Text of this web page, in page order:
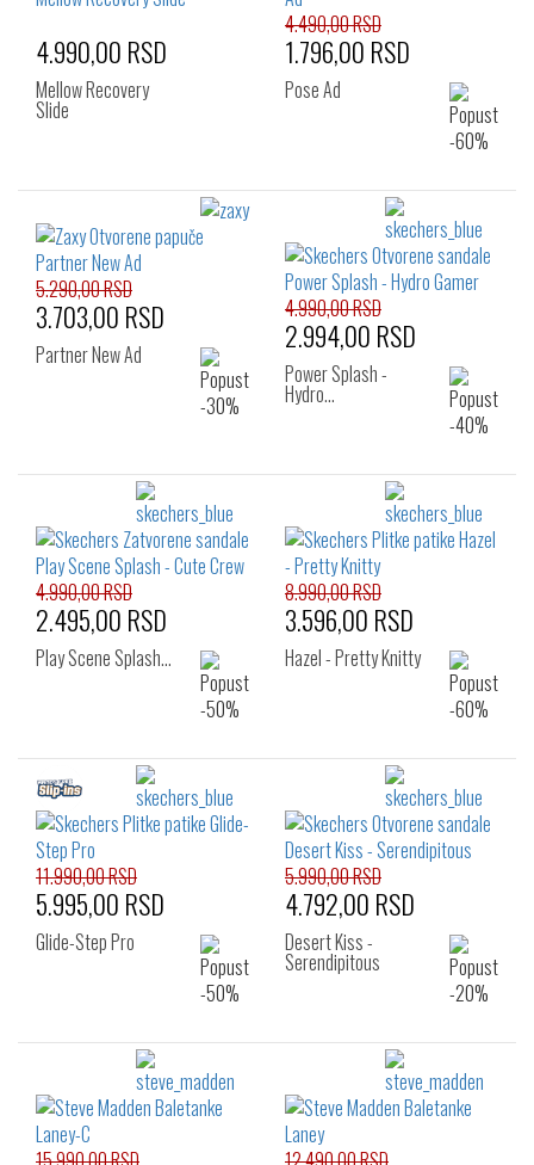
4.990,00 RSD
Mellow Recovery
Slide
4.490,00 RSD
1.796,00 RSD
Pose Ad
5.290,00 RSD
3.703,00 RSD
Partner New Ad
4.990,00 RSD
2.994,00 RSD
Power Splash -
Hydro…
4.990,00 RSD
2.495,00 RSD
Play Scene Splash…
8.990,00 RSD
3.596,00 RSD
Hazel - Pretty Knitty
11.990,00 RSD
5.995,00 RSD
Glide-Step Pro
5.990,00 RSD
4.792,00 RSD
Desert Kiss -
Serendipitous